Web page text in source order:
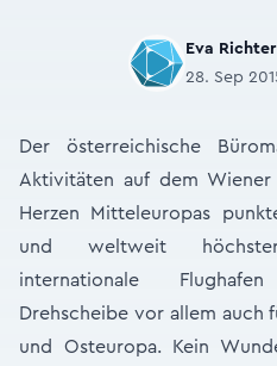
Eva Richter
28. Sep
Der österreichische
Aktivitäten auf dem
Herzen Mitteleuropas
und weltweit
internationale
Drehscheibe vor allem auch
und Osteuropa. Kein